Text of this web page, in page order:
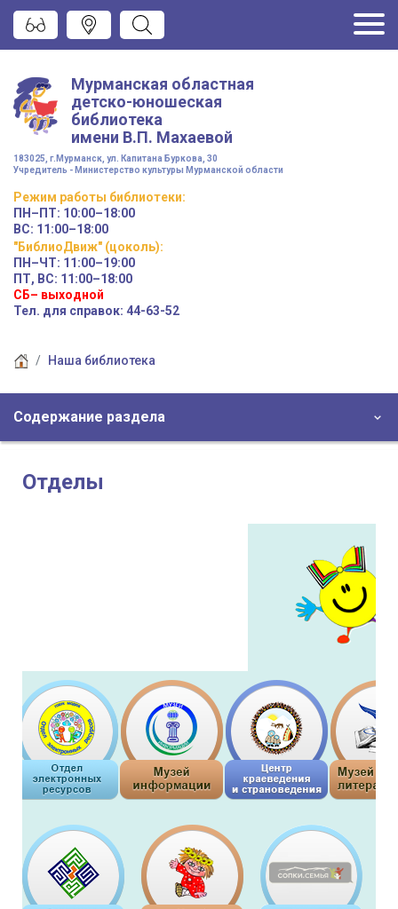
Мурманская областная
детско-юношеская
библиотека
имени В.П. Махаевой
183025, г.Мурманск, ул. Капитана Буркова, 30
Учредитель - Министерство культуры Мурманской области
Режим работы библиотеки:
ПН–ПТ: 10:00–18:00
ВС: 11:00–18:00
"БиблиоДвиж" (цоколь):
ПН–ЧТ: 11:00–19:00
ПТ, ВС: 11:00–18:00
СБ– выходной
Тел. для справок: 44-63-52
Наша библиотека
Содержание раздела
Отделы